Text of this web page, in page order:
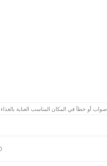
أو خطأ في المكان المناسب العناية